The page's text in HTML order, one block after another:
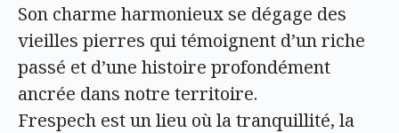
Son charme harmonieux se dégage des
vieilles pierres qui témoignent d’un riche
passé et d’une histoire profondément
ancrée dans notre territoire.
Frespech est un lieu où la tranquillité, la